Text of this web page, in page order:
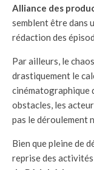
Alliance des
semblent être dans
rédaction des
Par ailleurs, le
drastiquement le
cinématographique
obstacles, les
pas le déroulement
Bien que pleine de
reprise des